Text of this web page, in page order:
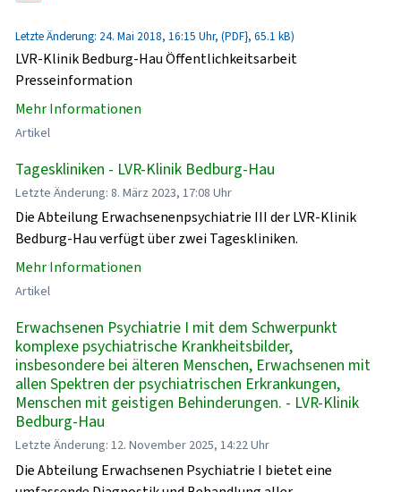
Letzte Änderung: 24. Mai 2018, 16:15 Uhr, (PDF}, 65.1 kB)
LVR-Klinik Bedburg-Hau Öffentlichkeitsarbeit
Presseinformation
Mehr Informationen
Artikel
Tageskliniken - LVR-Klinik Bedburg-Hau
Letzte Änderung: 8. März 2023, 17:08 Uhr
Die Abteilung Erwachsenenpsychiatrie III der LVR-Klinik
Bedburg-Hau verfügt über zwei Tageskliniken.
Mehr Informationen
Artikel
Erwachsenen Psychiatrie I mit dem Schwerpunkt
komplexe psychiatrische Krankheitsbilder,
insbesondere bei älteren Menschen, Erwachsenen mit
allen Spektren der psychiatrischen Erkrankungen,
Menschen mit geistigen Behinderungen. - LVR-Klinik
Bedburg-Hau
Letzte Änderung: 12. November 2025, 14:22 Uhr
Die Abteilung Erwachsenen Psychiatrie I bietet eine